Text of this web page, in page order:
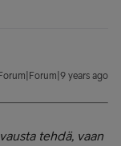
Forum|Forum|9 years ago
tehdä, vaan